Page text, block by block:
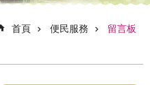
首頁 便民服務 留言板